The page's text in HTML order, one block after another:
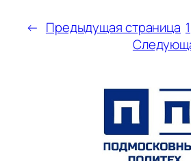
← Предыдущая страница 1